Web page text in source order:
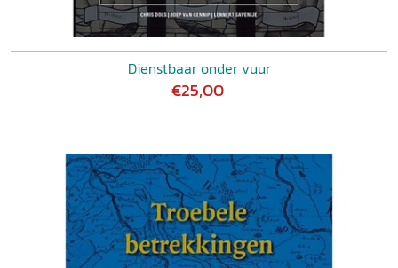
Dienstbaar onder vuur
€25,00